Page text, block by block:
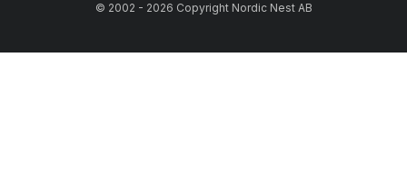
© 2002 - 2026 Copyright Nordic Nest AB